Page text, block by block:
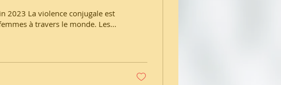
2023 La violence conjugale est
à travers le monde. Les...